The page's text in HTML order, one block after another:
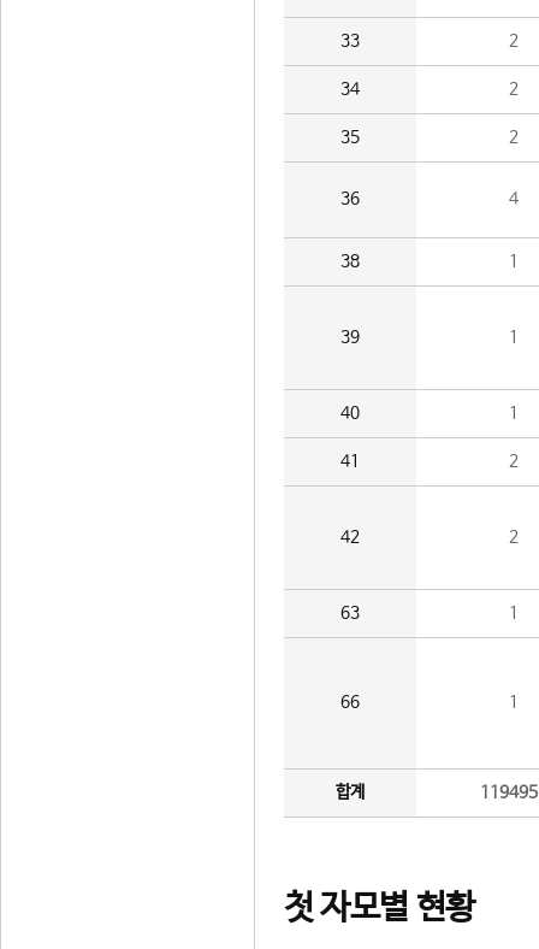
33 2
34 2
35 2
36 4
38 1
39 1
40 1
41 2
42 2
63 1
66 1
합계
첫 자모별 현황